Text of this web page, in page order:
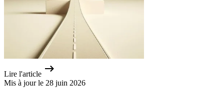
Lire l'article
Mis à jour le 28 juin 2026